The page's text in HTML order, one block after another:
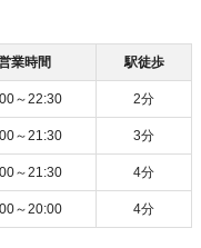
業時間 駅徒歩
～22:30 2分
～21:30 3分
～21:30 4分
～20:00 4分